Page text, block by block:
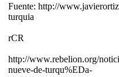
Fuente: http://
turquia
rCR
http://www.rebelion.org/
nueve-de-turqu%EDa-